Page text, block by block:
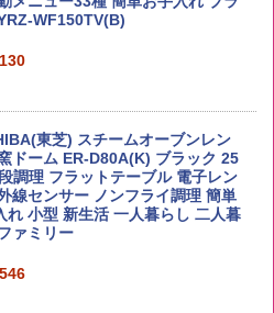
新潟県産 新潟のお米 無洗米
リットル
of the Distillery 2026 化粧箱
分控えめ 78g×12個
油豚骨 3食パック 130g×3食
WF150TV(B)
東芝) スチームオーブンレン
ドーム ER-D80A(K) ブラック 25
調理 フラットテーブル 電子レン
線センサー ノンフライ調理 簡単
れ 小型 新生活 一人暮らし 二人暮
ァミリー